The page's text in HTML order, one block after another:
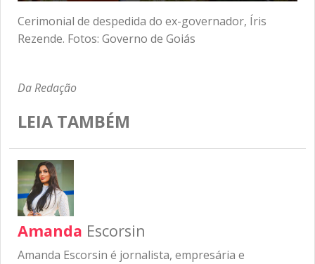
Cerimonial de despedida do ex-governador, Íris
Rezende. Fotos: Governo de Goiás
Da Redação
LEIA TAMBÉM
Amanda Escorsin
Amanda Escorsin é jornalista, empresária e